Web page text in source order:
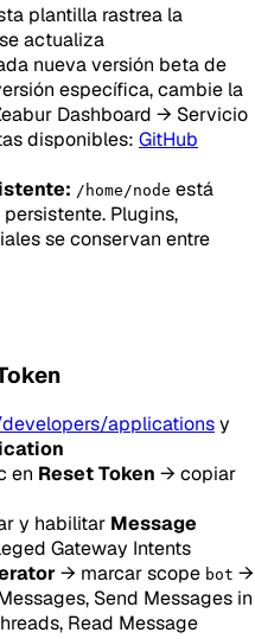
plantilla rastrea la
actualiza
nueva versión beta de
específica, cambie la
Dashboard → Servicio
disponibles: GitHub
/home/node está
Plugins,
se conservan entre
applicationsy
en Reset Token → copiar
y habilitar Message
Gateway Intents
→ marcar scope bot →
Send Messages in
Read Message